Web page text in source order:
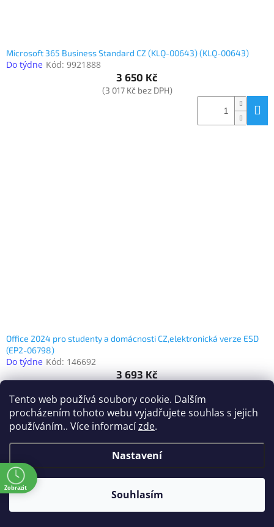
Tento web používá soubory cookie. Dalším
procházením tohoto webu vyjadřujete souhlas s jejich
používáním.. Více informacízde.
Nastavení
Souhlasím
Microsoft 365 Business Standard CZ (KLQ-00643) (KLQ-00643)
Do týdne Kód: 9921888
3 650 Kč
(3 017 Kč bez DPH)
Office 2024 pro studenty a domácnosti CZ,elektronická verze ESD
(EP2-06798)
Do týdne Kód: 146692
3 693 Kč
Zobrazit